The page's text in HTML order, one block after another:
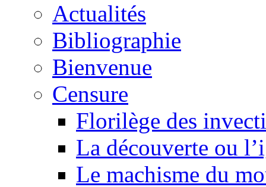
Actualités
Bibliographie
Bienvenue
Censure
Florilège des
La découverte ou
Le machisme du